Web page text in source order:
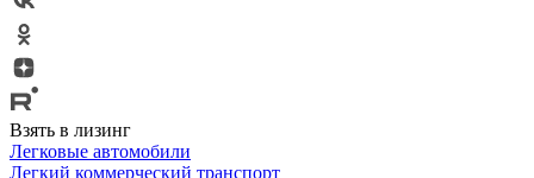
Взять в лизинг
Легковые автомобили
Легкий коммерческий транспорт